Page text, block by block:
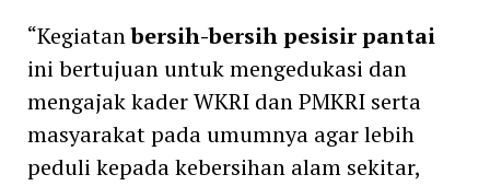
“Kegiatanbersih-bersih pesisir pantai
ini bertujuan untuk mengedukasi dan
mengajak kader WKRI dan PMKRI serta
masyarakat pada umumnya agar lebih
peduli kepada kebersihan alam sekitar,